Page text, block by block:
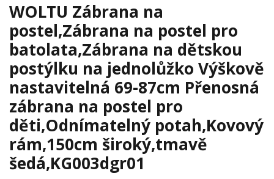
WOLTU Zábrana na
postel,Zábrana na postel pro
batolata,Zábrana na dětskou
postýlku na jednolůžko Výškově
nastavitelná 69-87cm Přenosná
zábrana na postel pro
děti,Odnímatelný potah,Kovový
rám,150cm široký,tmavě
šedá,KG003dgr01